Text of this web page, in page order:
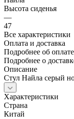
Высота сиденья
—
47
Все характеристики
Оплата и доставка
Подробнее об
Подробнее о
Описание
Стул Найла серый
Характеристики
Страна
Китай